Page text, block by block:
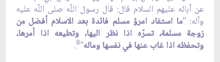
عن آبائه عليهم السلام قال: قال رسول اللّه صلى اللّه عليه
وآله: "ما استفاد امرؤ مسلم فائدة بعد الاسلام أفضل من
زوجة مسلمة، تسرّه اذا نظر اليها، وتطيعه اذا أمرها،
وتحفظه اذا غاب عنها في نفسها وماله"
8
.